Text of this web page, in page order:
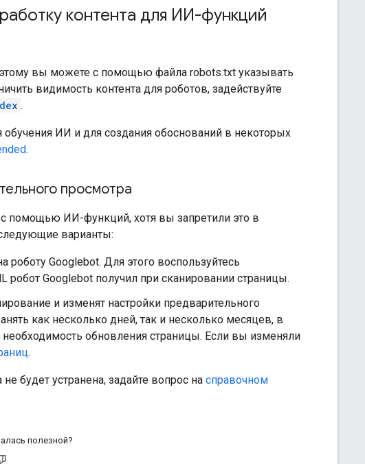
контента для ИИ-функций
вы можете с помощью файла robots.txt указывать
видимость контента для роботов, задействуйте
.
обучения ИИ и для создания обоснований в некоторых
.
просмотра
с помощью ИИ-функций, хотя вы запретили это в
варианты:
роботу Googlebot. Для этого воспользуйтесь
робот Googlebot получил при сканировании страницы.
и изменят настройки предварительного
как несколько дней, так и несколько месяцев, в
необходимость обновления страницы. Если вы изменяли
.
будет устранена, задайте вопрос на справочном
полезной?